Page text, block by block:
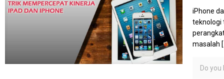
iPhone
teknologi
masalah
Do you